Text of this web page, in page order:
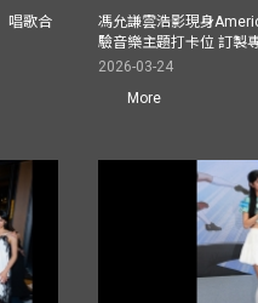
唱歌合
馮允謙雲浩影現身
驗音樂主題打卡位 訂製
2026-03-24
More